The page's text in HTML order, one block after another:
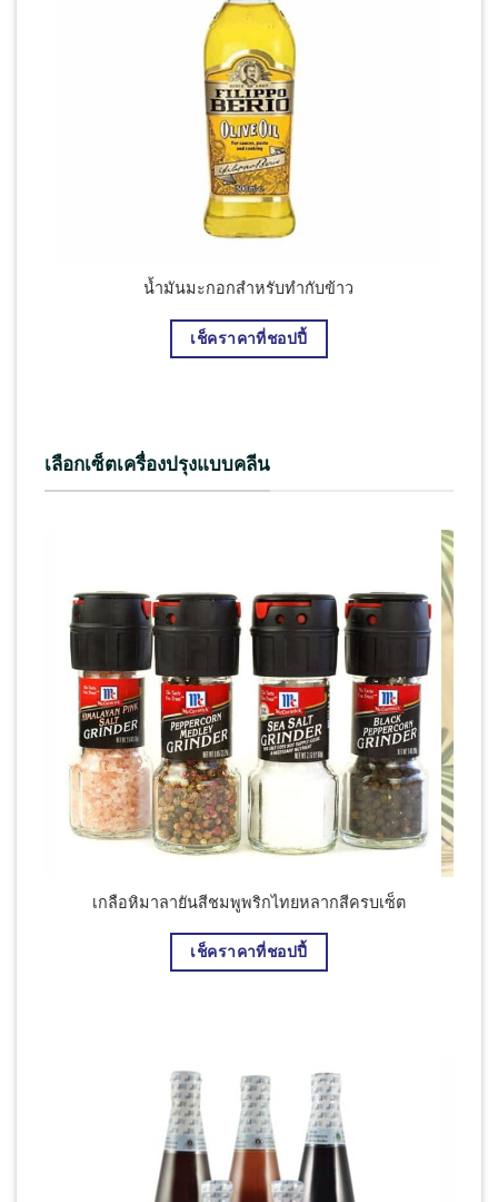
น้ำมันมะกอกสำหรับทำกับข้าว
เช็คราคาที่ชอปปี้
เลือกเซ็ตเครื่องปรุงแบบคลีน
เกลือหิมาลายันสีชมพูพริกไทยหลากสีครบเซ็ต
เช็คราคาที่ชอปปี้